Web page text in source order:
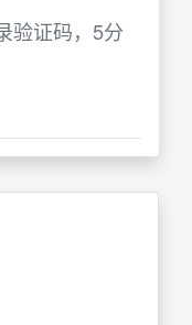
验证码，5分